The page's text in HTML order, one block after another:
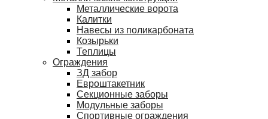
Металлические ворота
Калитки
Навесы из поликарбоната
Козырьки
Теплицы
Ограждения
ЗД забор
Евроштакетник
Секционные заборы
Модульные заборы
Спортивные ограждения